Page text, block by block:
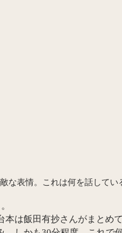
な表情。これは何を話してい
本は飯田有抄さんがまとめ